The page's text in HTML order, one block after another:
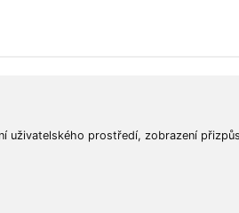
prostředí, zobrazení